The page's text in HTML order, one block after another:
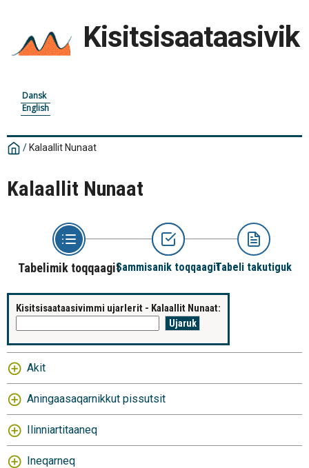
Kisitsisaataasivik
Dansk
English
/ Kalaallit Nunaat
Kalaallit Nunaat
Tabelimik toqqaagitSammisanik toqqaagitTabeli takutiguk
Kisitsisaataasivimmi ujarlerit - Kalaallit Nunaat:
Akit
Aningaasaqarnikkut pissutsit
Ilinniartitaaneq
Ineqarneq